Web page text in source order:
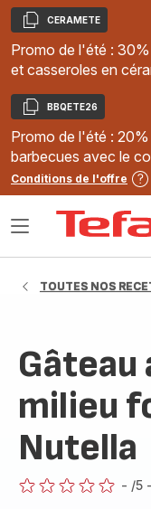
Copier
CERAMETE
Promo de l'été :
et casseroles en
Copier
BBQETE26
Promo de l'été :
barbecues avec le
Conditions de l'offre
Ouvrir
TOUTES NOS
Gâteau
milieu
Nutella
- /5 -